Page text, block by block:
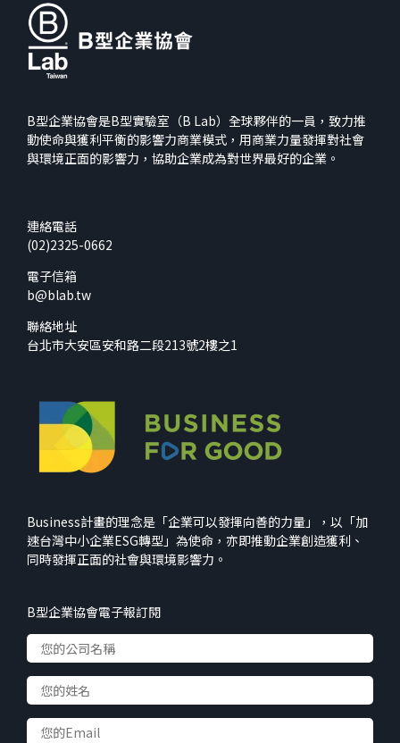
B型企業協會是B型實驗室（B Lab）全球夥伴的一員，致力推
動使命與獲利平衡的影響力商業模式，用商業力量發揮對社會
與環境正面的影響力，協助企業成為對世界最好的企業。
連絡電話
(02)2325-0662
電子信箱
b@blab.tw
聯絡地址
台北市大安區安和路二段213號2樓之1
Business計畫的理念是「企業可以發揮向善的力量」，以「加
速台灣中小企業ESG轉型」為使命，亦即推動企業創造獲利、
同時發揮正面的社會與環境影響力。
B型企業協會電子報訂閱